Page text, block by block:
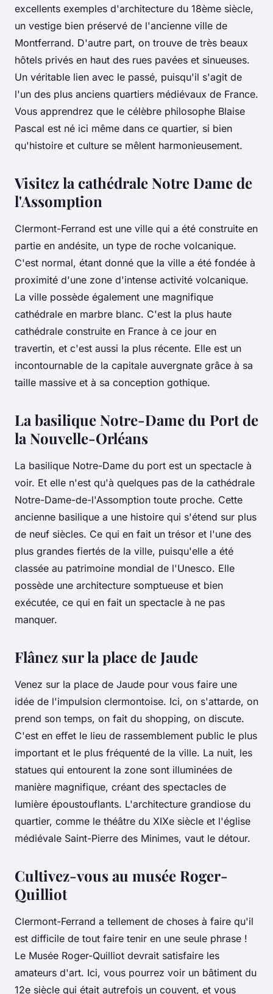
excellents exemples d'architecture du 18ème siècle,
un vestige bien préservé de l'ancienne ville de
Montferrand. D'autre part, on trouve de très beaux
hôtels privés en haut des rues pavées et sinueuses.
Un véritable lien avec le passé, puisqu'il s'agit de
l'un des plus anciens quartiers médiévaux de France.
Vous apprendrez que le célèbre philosophe Blaise
Pascal est né ici même dans ce quartier, si bien
qu'histoire et culture se mêlent harmonieusement.
Visitez la cathédrale Notre Dame de
l'Assomption
Clermont-Ferrand est une ville qui a été construite en
partie en andésite, un type de roche volcanique.
C'est normal, étant donné que la ville a été fondée à
proximité d'une zone d'intense activité volcanique.
La ville possède également une magnifique
cathédrale en marbre blanc. C'est la plus haute
cathédrale construite en France à ce jour en
travertin, et c'est aussi la plus récente. Elle est un
incontournable de la capitale auvergnate grâce à sa
taille massive et à sa conception gothique.
La basilique Notre-Dame du Port de
la Nouvelle-Orléans
La basilique Notre-Dame du port est un spectacle à
voir. Et elle n'est qu'à quelques pas de la cathédrale
Notre-Dame-de-l'Assomption toute proche. Cette
ancienne basilique a une histoire qui s'étend sur plus
de neuf siècles. Ce qui en fait un trésor et l'une des
plus grandes fiertés de la ville, puisqu'elle a été
classée au patrimoine mondial de l'Unesco. Elle
possède une architecture somptueuse et bien
exécutée, ce qui en fait un spectacle à ne pas
manquer.
Flânez sur la place de Jaude
Venez sur la place de Jaude pour vous faire une
idée de l'impulsion clermontoise. Ici, on s'attarde, on
prend son temps, on fait du shopping, on discute.
C'est en effet le lieu de rassemblement public le plus
important et le plus fréquenté de la ville. La nuit, les
statues qui entourent la zone sont illuminées de
manière magnifique, créant des spectacles de
lumière époustouflants. L'architecture grandiose du
quartier, comme le théâtre du XIXe siècle et l'église
médiévale Saint-Pierre des Minimes, vaut le détour.
Cultivez-vous au musée Roger-
Quilliot
Clermont-Ferrand a tellement de choses à faire qu'il
est difficile de tout faire tenir en une seule phrase !
Le Musée Roger-Quilliot devrait satisfaire les
amateurs d'art. Ici, vous pourrez voir un bâtiment du
12e siècle qui était autrefois un couvent, et vous